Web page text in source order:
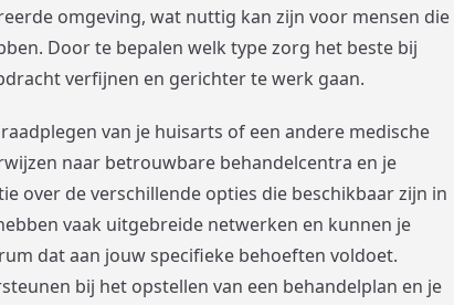
omgeving, wat nuttig kan zijn voor mensen die
Door te bepalen welk type zorg het beste bij
verfijnen en gerichter te werk gaan.
van je huisarts of een andere medische
naar betrouwbare behandelcentra en je
over de verschillende opties die beschikbaar zijn in
vaak uitgebreide netwerken en kunnen je
dat aan jouw specifieke behoeften voldoet.
bij het opstellen van een behandelplan en je